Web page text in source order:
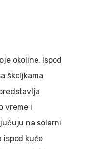
okoline. Ispod
školjkama
vreme i
na solarni
ispod kuće